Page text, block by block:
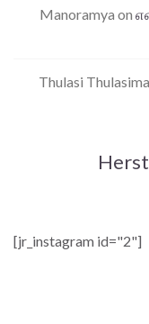
Manoramya on
Thulasi Thulasima
[jr_instagram id="2"]